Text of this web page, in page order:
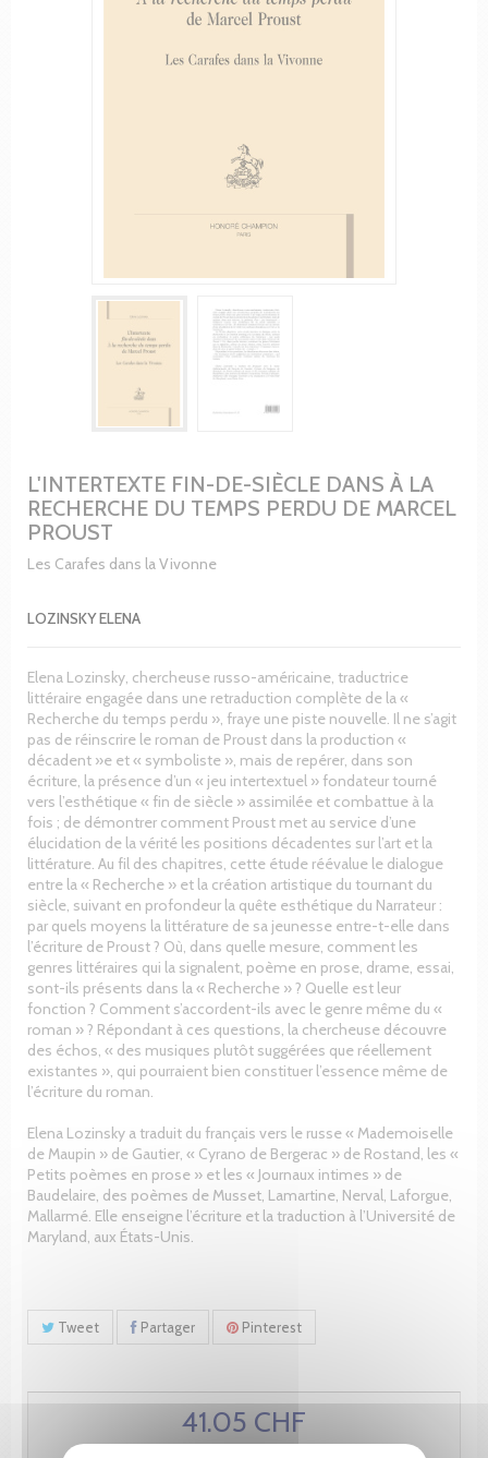
L'INTERTEXTE FIN-DE-SIÈCLE DANS À LA
RECHERCHE DU TEMPS PERDU DE MARCEL
PROUST
Les Carafes dans la Vivonne
LOZINSKY ELENA
Elena Lozinsky, chercheuse russo-américaine, traductrice
littéraire engagée dans une retraduction complète de la «
Recherche du temps perdu », fraye une piste nouvelle. Il ne s’agit
pas de réinscrire le roman de Proust dans la production «
décadent »e et « symboliste », mais de repérer, dans son
écriture, la présence d’un « jeu intertextuel » fondateur tourné
vers l’esthétique « fin de siècle » assimilée et combattue à la
fois ; de démontrer comment Proust met au service d’une
élucidation de la vérité les positions décadentes sur l’art et la
littérature. Au fil des chapitres, cette étude réévalue le dialogue
entre la « Recherche » et la création artistique du tournant du
siècle, suivant en profondeur la quête esthétique du Narrateur :
par quels moyens la littérature de sa jeunesse entre-t-elle dans
l’écriture de Proust ? Où, dans quelle mesure, comment les
genres littéraires qui la signalent, poème en prose, drame, essai,
sont-ils présents dans la « Recherche » ? Quelle est leur
fonction ? Comment s’accordent-ils avec le genre même du «
roman » ? Répondant à ces questions, la chercheuse découvre
des échos, « des musiques plutôt suggérées que réellement
existantes », qui pourraient bien constituer l’essence même de
l’écriture du roman.
Elena Lozinsky a traduit du français vers le russe « Mademoiselle
de Maupin » de Gautier, « Cyrano de Bergerac » de Rostand, les «
Petits poèmes en prose » et les « Journaux intimes » de
Baudelaire, des poèmes de Musset, Lamartine, Nerval, Laforgue,
Mallarmé. Elle enseigne l’écriture et la traduction à l’Université de
Maryland, aux États-Unis.
Tweet Partager Pinterest
41.05 CHF